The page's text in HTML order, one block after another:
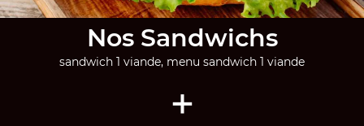
Nos Sandwichs
sandwich 1 viande, menu sandwich 1 viande
+